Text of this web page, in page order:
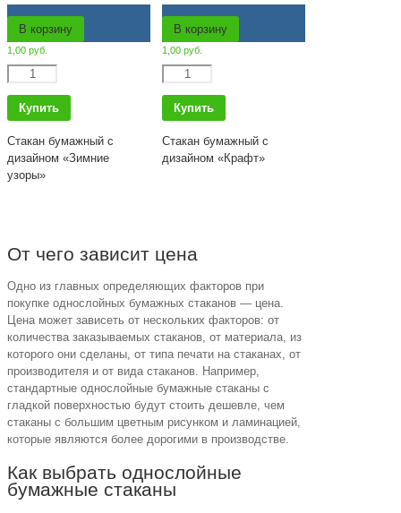
В корзину
1,00 руб.
Количество
Купить
Стакан бумажный с
дизайном «Зимние
узоры»
В корзину
1,00руб.
Количество
Купить
Стакан бумажный с
дизайном «Крафт»
От чего зависит цена
Одно из главных определяющих факторов при
покупке однослойных бумажных стаканов — цена.
Цена может зависеть от нескольких факторов: от
количества заказываемых стаканов, от материала, из
которого они сделаны, от типа печати на стаканах, от
производителя и от вида стаканов. Например,
стандартные однослойные бумажные стаканы с
гладкой поверхностью будут стоить дешевле, чем
стаканы с большим цветным рисунком и ламинацией,
которые являются более дорогими в производстве.
Как выбрать однослойные
бумажные стаканы